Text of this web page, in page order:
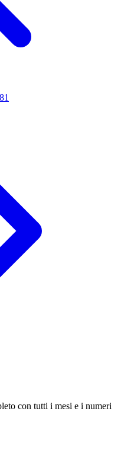
con tutti i mesi e i numeri